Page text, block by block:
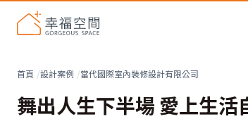
首頁 設計案例 當代國際室內裝修設計有限公司
舞出人生下半場 愛上生